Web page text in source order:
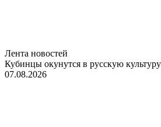
Лента новостей
Кубинцы окунутся в русскую культуру
07.08.2026